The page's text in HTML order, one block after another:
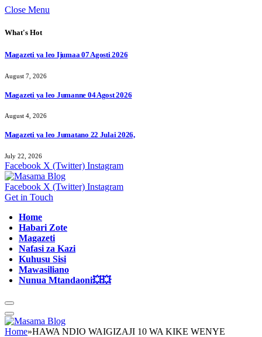
Close Menu
What's Hot
Magazeti ya leo Ijumaa 07 Agosti 2026
August 7, 2026
Magazeti ya leo Jumanne 04 Agost 2026
August 4, 2026
Magazeti ya leo Jumatano 22 Julai 2026,
July 22, 2026
Facebook X (Twitter) Instagram
Facebook X (Twitter) Instagram
Get in Touch
Home
Habari Zote
Magazeti
Nafasi za Kazi
Kuhusu Sisi
Mawasiliano
Nunua Mtandaoni💥💥
Home»HAWA NDIO WAIGIZAJI 10 WA KIKE WENYE